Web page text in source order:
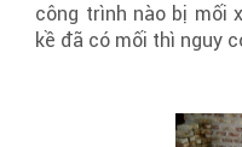
công trình nào bị mối
kề đã có mối thì nguy